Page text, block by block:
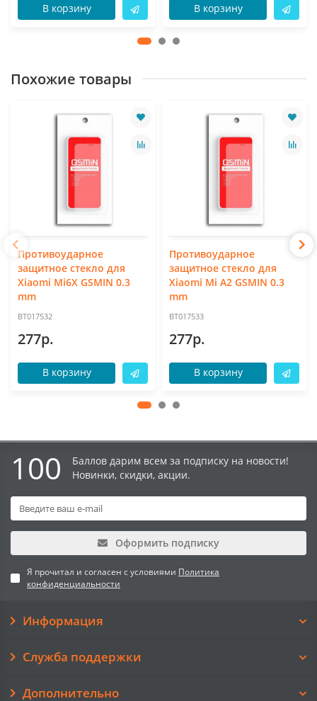
В корзину В корзину
Похожие товары
Противоударное
защитное стекло для
Xiaomi Mi6X GSMIN 0.3
mm
BT017532
277р.
В корзину
Противоударное
защитное стекло для
Xiaomi Mi A2 GSMIN 0.3
mm
BT017533
277р.
В корзину
100
Баллов дарим всем за подписку на новости!
Новинки, скидки, акции.
Оформить подписку
Я прочитал и согласен с условиями Политика
конфиденциальности
Информация
Служба поддержки
Дополнительно